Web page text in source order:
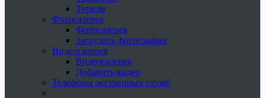
Туризм
Фотогалерея
Фотогалерея
Загрузить фотографии
Видеогалерея
Видеогалерея
Добавить видео
Телефоны экстренных служб